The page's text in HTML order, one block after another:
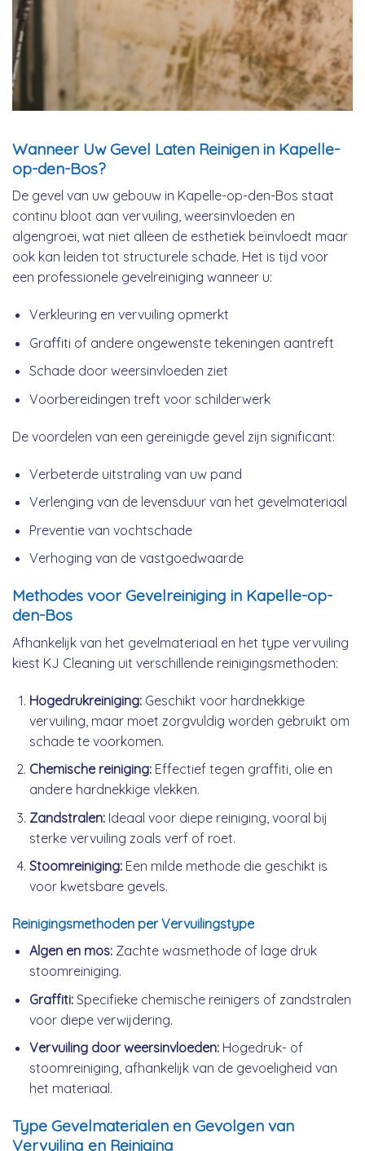
Wanneer Uw Gevel Laten Reinigen in Kapelle-
op-den-Bos?
De gevel van uw gebouw in Kapelle-op-den-Bos staat
continu bloot aan vervuiling, weersinvloeden en
algengroei, wat niet alleen de esthetiek beïnvloedt maar
ook kan leiden tot structurele schade. Het is tijd voor
een professionele gevelreiniging wanneer u:
Verkleuring en vervuiling opmerkt
Graffiti of andere ongewenste tekeningen aantreft
Schade door weersinvloeden ziet
Voorbereidingen treft voor schilderwerk
De voordelen van een gereinigde gevel zijn significant:
Verbeterde uitstraling van uw pand
Verlenging van de levensduur van het gevelmateriaal
Preventie van vochtschade
Verhoging van de vastgoedwaarde
Methodes voor Gevelreiniging in Kapelle-op-
den-Bos
Afhankelijk van het gevelmateriaal en het type vervuiling
kiest KJ Cleaning uit verschillende reinigingsmethoden:
Hogedrukreiniging:Geschikt voor hardnekkige
vervuiling, maar moet zorgvuldig worden gebruikt om
schade te voorkomen.
Chemische reiniging:Effectief tegen graffiti, olie en
andere hardnekkige vlekken.
Zandstralen:Ideaal voor diepe reiniging, vooral bij
sterke vervuiling zoals verf of roet.
Stoomreiniging:Een milde methode die geschikt is
voor kwetsbare gevels.
Reinigingsmethoden per Vervuilingstype
Algen en mos:Zachte wasmethode of lage druk
stoomreiniging.
Graffiti:Specifieke chemische reinigers of zandstralen
voor diepe verwijdering.
Vervuiling door weersinvloeden:Hogedruk- of
stoomreiniging, afhankelijk van de gevoeligheid van
het materiaal.
Type Gevelmaterialen en Gevolgen van
Vervuiling en Reiniging